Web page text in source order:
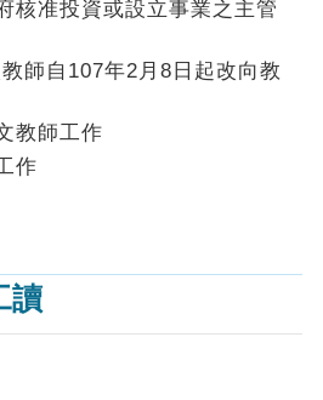
核准投資或設立事業之主管
師自107年2月8日起改向教
教師工作
作
讀